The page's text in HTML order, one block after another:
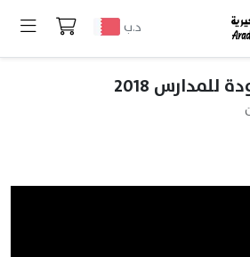
د.ب
للمدارس 2018